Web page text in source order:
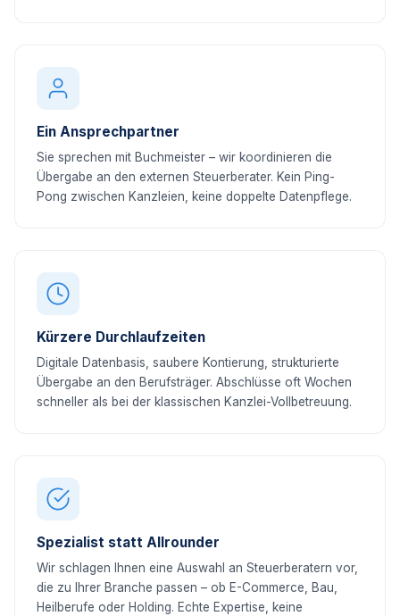
Ein Ansprechpartner
Sie sprechen mit Buchmeister – wir koordinieren die
Übergabe an den externen Steuerberater. Kein Ping-
Pong zwischen Kanzleien, keine doppelte Datenpflege.
Kürzere Durchlaufzeiten
Digitale Datenbasis, saubere Kontierung, strukturierte
Übergabe an den Berufsträger. Abschlüsse oft Wochen
schneller als bei der klassischen Kanzlei-Vollbetreuung.
Spezialist statt Allrounder
Wir schlagen Ihnen eine Auswahl an Steuerberatern vor,
die zu Ihrer Branche passen – ob E-Commerce, Bau,
Heilberufe oder Holding. Echte Expertise, keine